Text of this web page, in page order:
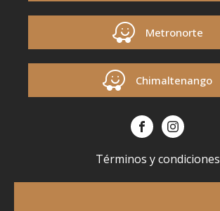
Metronorte
Chimaltenango
Términos y condiciones